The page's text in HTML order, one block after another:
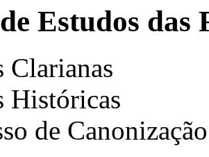
Estudos das
Clarianas
Históricas
de Canonização